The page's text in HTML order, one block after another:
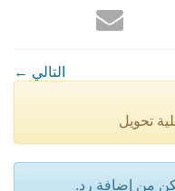
← التالي
تحويل
من إضافة رد.